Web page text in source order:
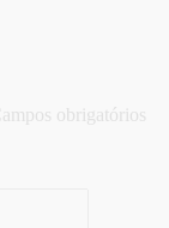
obrigatórios